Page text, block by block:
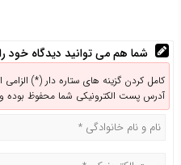
شما هم می توانید دیدگاه خود
کامل کردن گزینه های ستاره دار (*)
آدرس پست الکترونیکی شما محفوظ